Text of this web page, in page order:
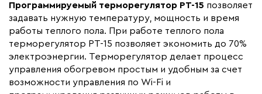
Макс. ток нагрузки (А) 16
Длина установочного провода, м
Страна производства Китай
Срок службы(год)
Программируемый терморегулятор РТ-15 позволяет
задавать нужную температуру, мощность и время
работы теплого пола. При работе теплого пола
терморегулятор РТ-15 позволяет экономить до 70%
электроэнергии. Терморегулятор делает процесс
управления обогревом простым и удобным за счет
возможности управления по Wi-Fi и